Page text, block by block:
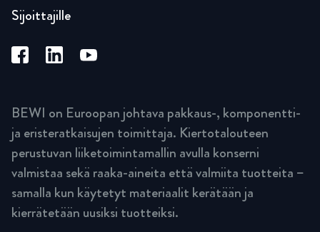
Sijoittajille
BEWI on Euroopan johtava pakkaus-, komponentti-
ja eristeratkaisujen toimittaja. Kiertotalouteen
perustuvan liiketoimintamallin avulla konserni
valmistaa sekä raaka-aineita että valmiita tuotteita –
samalla kun käytetyt materiaalit kerätään ja
kierrätetään uusiksi tuotteiksi.